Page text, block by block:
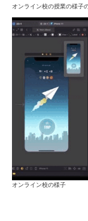
オンライン校の授業の様子
オンライン校の様子